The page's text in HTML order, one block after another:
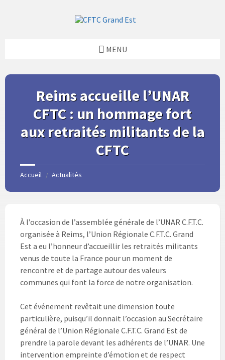
MENU
Reims accueille l’UNAR
CFTC : un hommage fort
aux retraités militants de la
CFTC
Accueil / Actualités
À l’occasion de l’assemblée générale de l’UNAR C.F.T.C.
organisée à Reims, l’Union Régionale C.F.T.C. Grand
Est a eu l’honneur d’accueillir les retraités militants
venus de toute la France pour un moment de
rencontre et de partage autour des valeurs
communes qui font la force de notre organisation.
Cet événement revêtait une dimension toute
particulière, puisqu’il donnait l’occasion au Secrétaire
général de l’Union Régionale C.F.T.C. Grand Est de
prendre la parole devant les adhérents de l’UNAR. Une
intervention empreinte d’émotion et de respect